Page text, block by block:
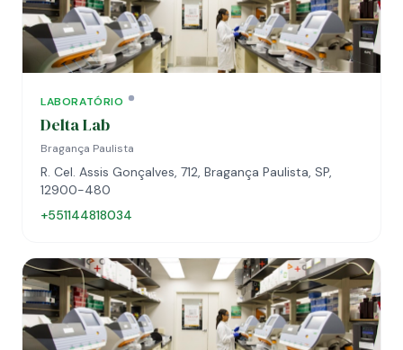
LABORATÓRIO
Delta Lab
Bragança Paulista
R. Cel. Assis Gonçalves, 712, Bragança Paulista, SP,
12900-480
+551144818034